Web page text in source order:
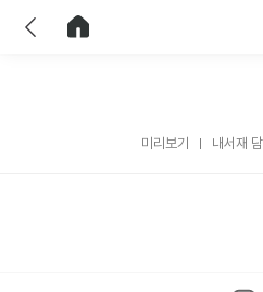
미리보기 내서재 담